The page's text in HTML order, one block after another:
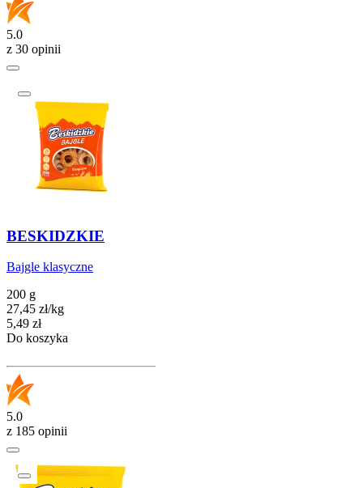
5.0
z 30 opinii
BESKIDZKIE
Bajgle klasyczne
200 g
27,45 zł/kg
Cena
5,49 zł
Do koszyka
5.0
z 185 opinii